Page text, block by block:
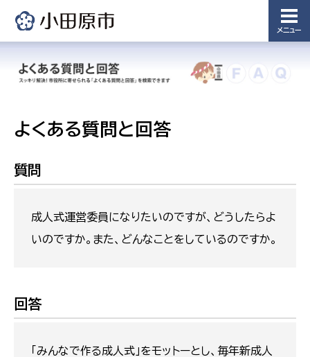
メニュー
よくある質問と回答
質問
成人式運営委員になりたいのですが、どうしたらよ
いのですか。また、どんなことをしているのですか。
回答
「みんなで作る成人式」をモットーとし、毎年新成人